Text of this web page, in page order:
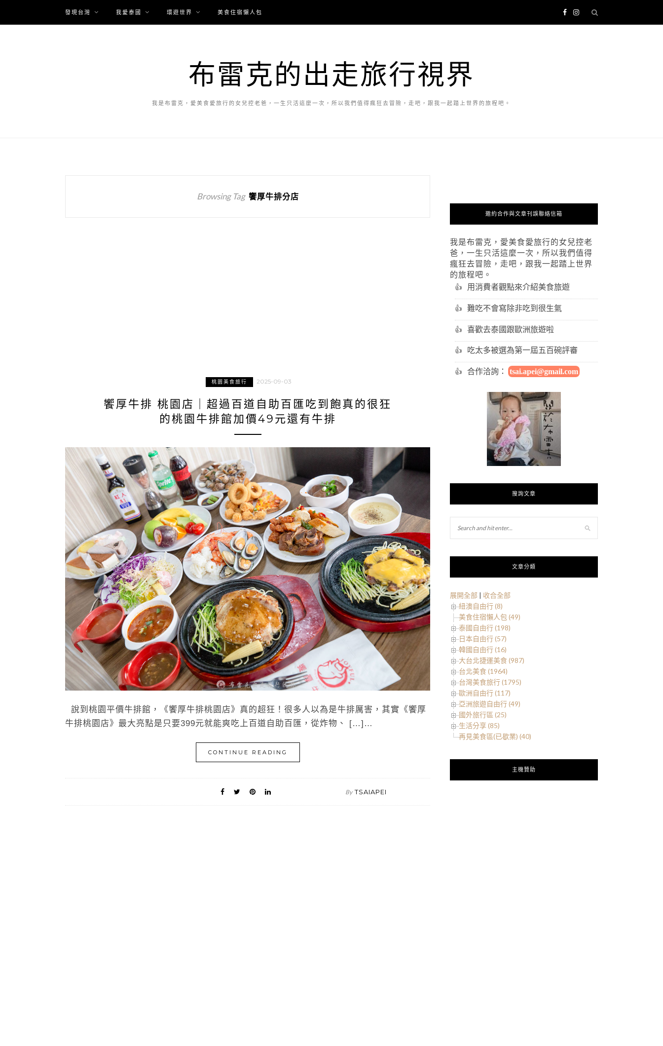
發現台灣 我愛泰國 環遊世界 美食住宿懶人包
布雷克的出走旅行視界
我是布雷克，愛美食愛旅行的女兒控老爸，一生只活這麼一次，所以我們值得瘋狂去冒險，走吧，跟我一起踏上世界的旅程吧。
Browsing Tag 饗厚牛排分店
桃園美食旅行 2025-09-03
饗厚牛排 桃園店｜超過百道自助百匯吃到飽真的很狂
的桃園牛排館加價49元還有牛排
說到桃園平價牛排館，《饗厚牛排桃園店》真的超狂！很多人以為是牛排厲害，其實《饗厚
牛排桃園店》最大亮點是只要399元就能爽吃上百道自助百匯，從炸物、 […]…
CONTINUE READING
By TSAIAPEI
邀約合作與文章刊誤聯絡信箱
我是布雷克，愛美食愛旅行的女兒控老
爸，一生只活這麼一次，所以我們值得
瘋狂去冒險，走吧，跟我一起踏上世界
的旅程吧。
用消費者觀點來介紹美食旅遊
難吃不會寫除非吃到很生氣
喜歡去泰國跟歐洲旅遊啦
吃太多被選為第一屆五百碗評審
合作洽詢： tsai.apei@gmail.com
搜詢文章
文章分類
展開全部 | 收合全部
紐澳自由行 (8)
美食住宿懶人包 (49)
泰國自由行 (198)
日本自由行 (57)
韓國自由行 (16)
大台北捷運美食 (987)
台北美食 (1964)
台灣美食旅行 (1795)
歐洲自由行 (117)
亞洲旅遊自由行 (49)
國外旅行區 (25)
生活分享 (85)
再見美食區(已歇業) (40)
主機贊助